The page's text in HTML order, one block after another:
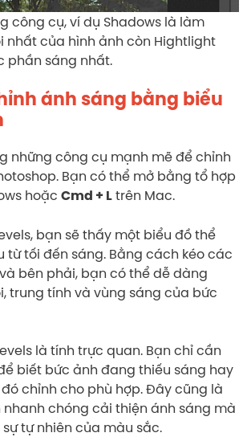
công cụ, ví dụ Shadows là làm
nhất của hình ảnh còn Hightlight
phần sáng nhất.
ánh sáng bằng biểu
những công cụ mạnh mẽ để chỉnh
Bạn có thể mở bằng tổ hợp
hoặc Cmd + Ltrên Mac.
bạn sẽ thấy một biểu đồ thể
từ tối đến sáng. Bằng cách kéo các
bên phải, bạn có thể dễ dàng
trung tính và vùng sáng của bức
là tính trực quan. Bạn chỉ cần
biết bức ảnh đang thiếu sáng hay
chỉnh cho phù hợp. Đây cũng là
chóng cải thiện ánh sáng mà
tự nhiên của màu sắc.